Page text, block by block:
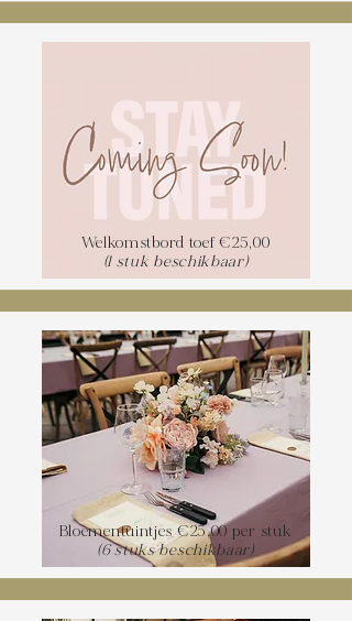
Welkomstbord toef €25,00
(1 stuk beschikbaar)
Bloementuintjes €25,00 per stuk
(6 stuks beschikbaar)